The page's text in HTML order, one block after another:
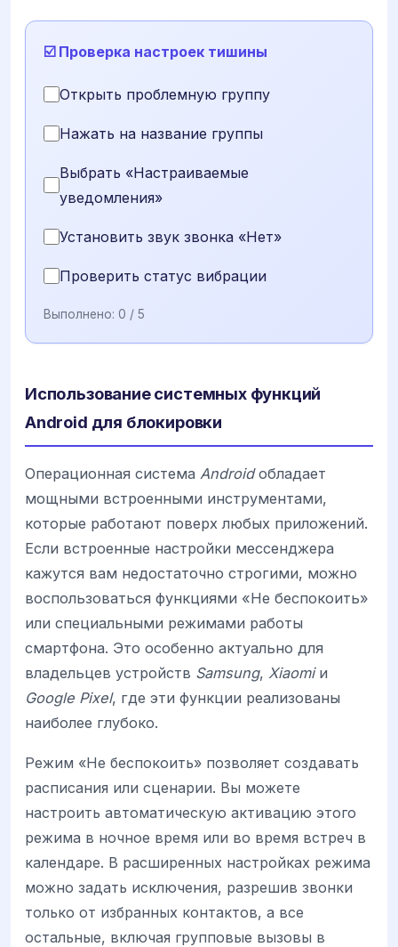
☑️ Проверка настроек тишины
Открыть проблемную группу
Нажать на название группы
Выбрать «Настраиваемые
уведомления»
Установить звук звонка «Нет»
Проверить статус вибрации
Выполнено: 0 / 5
Использование системных функций
Android для блокировки
Операционная система Androidобладает
мощными встроенными инструментами,
которые работают поверх любых приложений.
Если встроенные настройки мессенджера
кажутся вам недостаточно строгими, можно
воспользоваться функциями «Не беспокоить»
или специальными режимами работы
смартфона. Это особенно актуально для
владельцев устройств Samsung, Xiaomiи
Google Pixel, где эти функции реализованы
наиболее глубоко.
Режим «Не беспокоить» позволяет создавать
расписания или сценарии. Вы можете
настроить автоматическую активацию этого
режима в ночное время или во время встреч в
календаре. В расширенных настройках режима
можно задать исключения, разрешив звонки
только от избранных контактов, а все
остальные, включая групповые вызовы в